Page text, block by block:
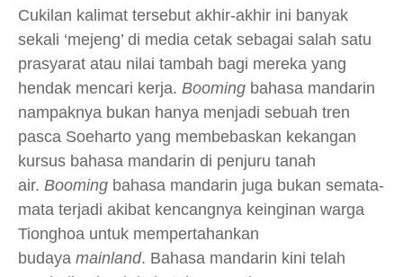
Cukilan kalimat tersebut akhir-akhir ini banyak
sekali ‘mejeng’ di media cetak sebagai salah satu
prasyarat atau nilai tambah bagi mereka yang
hendak mencari kerja. Booming bahasa mandarin
nampaknya bukan hanya menjadi sebuah tren
pasca Soeharto yang membebaskan kekangan
kursus bahasa mandarin di penjuru tanah
air. Booming bahasa mandarin juga bukan semata-
mata terjadi akibat kencangnya keinginan warga
Tionghoa untuk mempertahankan
budaya mainland. Bahasa mandarin kini telah